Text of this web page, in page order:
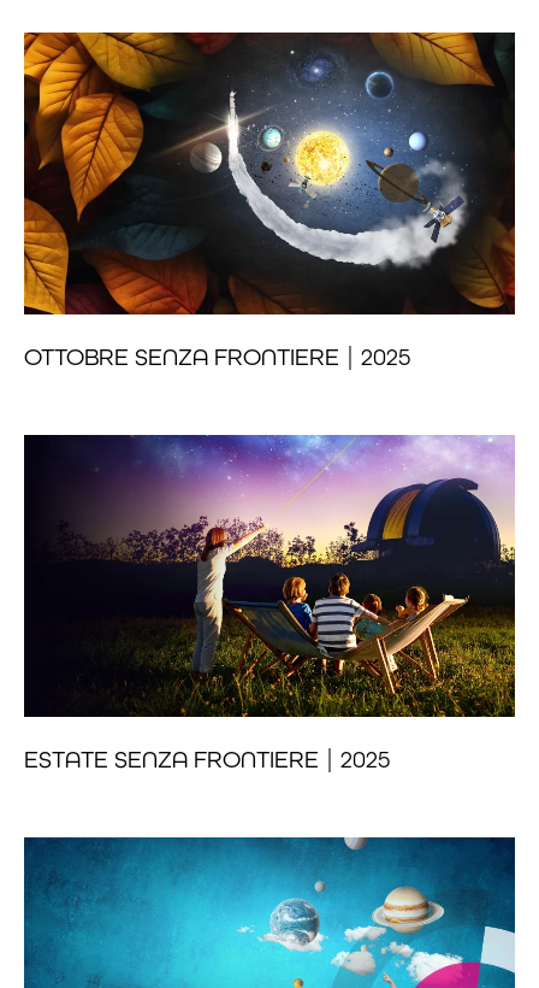
OTTOBRE SENZA FRONTIERE | 2025
ESTATE SENZA FRONTIERE | 2025